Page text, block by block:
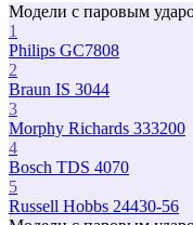
Модели с паровым
1
Philips GC7808
2
Braun IS 3044
3
Morphy Richards 333200
4
Bosch TDS 4070
5
Russell Hobbs 24430-56